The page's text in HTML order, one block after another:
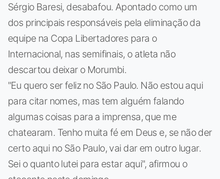
Sérgio Baresi, desabafou. Apontado como um
dos principais responsáveis pela eliminação da
equipe na Copa Libertadores para o
Internacional, nas semifinais, o atleta não
descartou deixar o Morumbi.
"Eu quero ser feliz no São Paulo. Não estou aqui
para citar nomes, mas tem alguém falando
algumas coisas para a imprensa, que me
chatearam. Tenho muita fé em Deus e, se não der
certo aqui no São Paulo, vai dar em outro lugar.
Sei o quanto lutei para estar aqui", afirmou o